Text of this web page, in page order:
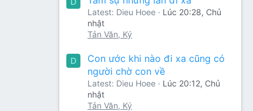
D
Latest: Dieu Hoee
Lúc 20:28, Chủ
nhật
Tản Văn, Ký
D
Con ước khi nào đi xa cũng có
người chờ con về
Latest: Dieu Hoee
Lúc 20:12, Chủ
nhật
Tản Văn, Ký